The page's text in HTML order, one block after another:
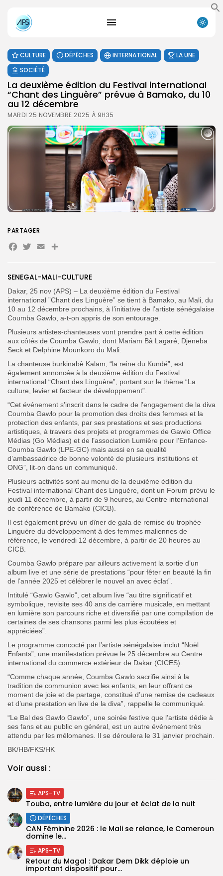
FR
CULTURE DÉPÊCHES INTERNATIONAL
LA UNE
SOCIÉTÉ
La deuxième édition du Festival international
“Chant des Linguère” prévue à Bamako, du 10
au 12 décembre
MARDI 25 NOVEMBRE 2025 À 9H35
SENEGAL-MALI-CULTURE
Dakar, 25 nov (APS) – La deuxième édition du Festival
international ”Chant des Linguère” se tient à Bamako, au Mali, du
10 au 12 décembre prochains, à l’initiative de l’artiste sénégalaise
Coumba Gawlo, a-t-on appris de son entourage.
Plusieurs artistes-chanteuses vont prendre part à cette édition
aux côtés de Coumba Gawlo, dont Mariam Bâ Lagaré, Djeneba
Seck et Delphine Mounkoro du Mali.
La chanteuse burkinabè Kalam, “la reine du Kundé”, est
également annoncée à la deuxième édition du Festival
international “Chant des Linguère”, portant sur le thème “La
culture, levier et facteur de développement”.
“Cet événement s’inscrit dans le cadre de l’engagement de la diva
Coumba Gawlo pour la promotion des droits des femmes et la
protection des enfants, par ses prestations et ses productions
artistiques, à travers des projets et programmes de Gawlo Office
Médias (Go Médias) et de l’association Lumière pour l’Enfance-
Coumba Gawlo (LPE-GC) mais aussi en sa qualité
d’ambassadrice de bonne volonté de plusieurs institutions et
ONG”, lit-on dans un communiqué.
Plusieurs activités sont au menu de la deuxième édition du
Festival international Chant des Linguère, dont un Forum prévu le
jeudi 11 décembre, à partir de 9 heures, au Centre international
de conférence de Bamako (CICB).
Il est également prévu un dîner de gala de remise du trophée
Linguère du développement à des femmes maliennes de
référence, le vendredi 12 décembre, à partir de 20 heures au
CICB.
Coumba Gawlo prépare par ailleurs activement la sortie d’un
album live et une série de prestations “pour fêter en beauté la fin
de l’année 2025 et célébrer le nouvel an avec éclat”.
Intitulé “Gawlo Gawlo”, cet album live “au titre significatif et
symbolique, revisite ses 40 ans de carrière musicale, en mettant
en lumière son parcours riche et diversifié par une compilation de
certaines de ses chansons parmi les plus écoutées et
appréciées”.
Le programme concocté par l’artiste sénégalaise inclut “Noël
Enfants”, une manifestation prévue le 25 décembre au Centre
international du commerce extérieur de Dakar (CICES).
“Comme chaque année, Coumba Gawlo sacrifie ainsi à la
tradition de communion avec les enfants, en leur offrant ce
moment de joie et de partage, constitué d’une remise de cadeaux
et d’une prestation en live de la diva”, rappelle le communiqué.
“Le Bal des Gawlo Gawlo”, une soirée festive que l’artiste dédie à
ses fans et au public en général, est un autre événement très
attendu par les mélomanes. Il se déroulera le 31 janvier prochain.
BK/HB/FKS/HK
Voir aussi :
APS-TV
Touba, entre lumière du jour et éclat de la nuit
DÉPÊCHES
‎CAN Féminine 2026 : le Mali se relance, le Cameroun
domine le...
APS-TV
Retour du Magal : Dakar Dem Dikk déploie un
important dispositif pour...
PARTAGER
Facebook
Twitter
EmailPartager